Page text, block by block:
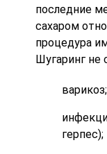
последние
сахаром
процедура
Шугаринг не
варикоз;
герпес);